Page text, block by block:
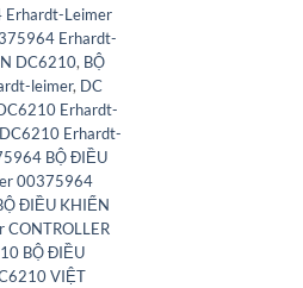
Leimer
Erhardt-
DC6210, BỘ
leimer, DC
Erhardt-
DC6210 Erhardt-
BỘ ĐIỀU
00375964
ĐIỀU KHIỂN
CONTROLLER
BỘ ĐIỀU
VIỆT